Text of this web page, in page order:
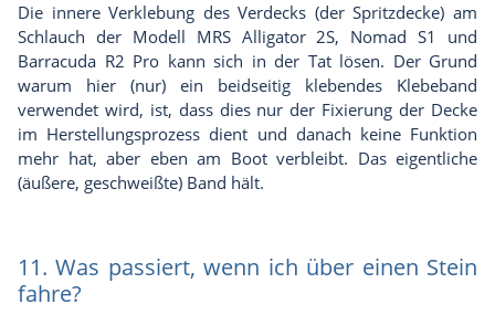
Die innere Verklebung des Verdecks (der Spritzdecke) am
Schlauch der Modell MRS Alligator 2S, Nomad S1 und
Barracuda R2 Pro kann sich in der Tat lösen. Der Grund
warum hier (nur) ein beidseitig klebendes Klebeband
verwendet wird, ist, dass dies nur der Fixierung der Decke
im Herstellungsprozess dient und danach keine Funktion
mehr hat, aber eben am Boot verbleibt. Das eigentliche
(äußere, geschweißte) Band hält.
11. Was passiert, wenn ich über einen Stein
fahre?